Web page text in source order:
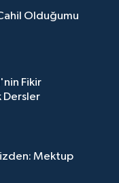
Olduğumu
Fikir
Dersler
Mektup